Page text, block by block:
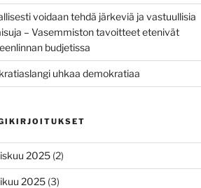
voidaan tehdä järkeviä ja vastuullisia
– Vasemmiston tavoitteet etenivät
budjetissa
uhkaa demokratiaa
2025(2)
2025(3)